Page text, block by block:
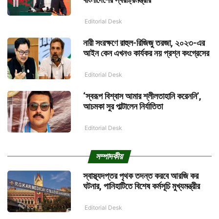
Editorial Desk
নারী সংরক্ষণে রাহুল-রিজিজু তরজা, ২০২৩-এর
আইন কেন এখনও কার্যকর নয় প্রশ্ন কংগ্রেসের
Editorial Desk
‘স্বরূপ বিশ্বাস আমার শ্লীলতাহানি করেননি’,
আচমকা সুর পাল্টালেন নির্যাতিতা
Editorial Desk
সম্পাদকীয়
স্বাস্থ্যদপ্তর পৃথক তদন্ত করবে আরজি কর
ঘটনার, পানিহাটিতে বিশেষ কর্মসূচি মুখ্যমন্ত্রীর
Editorial Desk